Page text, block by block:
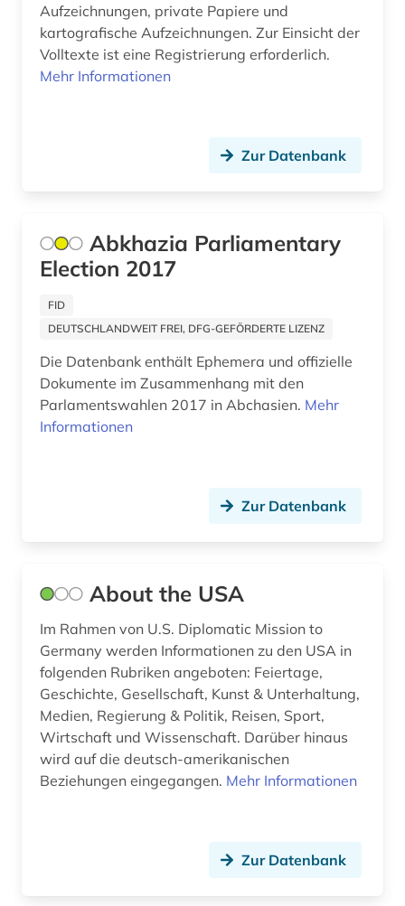
bergbau (1)
berlin (5)
beschluss (1)
beschäftigung (1)
betriebsführung (1)
betriebswirtschaftslehre (1)
bezirk unterfranken mandatsträger
bibliografie (28)
bibliografie 1945 (1)
bibliographie (16)
bibliotheksbestand (1)
bibliothekskatalog (2)
Aufzeichnungen, private Papiere und
kartografische Aufzeichnungen. Zur Einsicht der
Volltexte ist eine Registrierung erforderlich.
Mehr Informationen
Zur Datenbank
Abkhazia Parliamentary
Election 2017
FID
DEUTSCHLANDWEIT FREI, DFG-GEFÖRDERTE LIZENZ
Die Datenbank enthält Ephemera und offizielle
Dokumente im Zusammenhang mit den
Parlamentswahlen 2017 in Abchasien. Mehr
Informationen
Zur Datenbank
About the USA
Im Rahmen von U.S. Diplomatic Mission to
Germany werden Informationen zu den USA in
folgenden Rubriken angeboten: Feiertage,
Geschichte, Gesellschaft, Kunst & Unterhaltung,
Medien, Regierung & Politik, Reisen, Sport,
Wirtschaft und Wissenschaft. Darüber hinaus
wird auf die deutsch-amerikanischen
Beziehungen eingegangen. Mehr Informationen
Zur Datenbank